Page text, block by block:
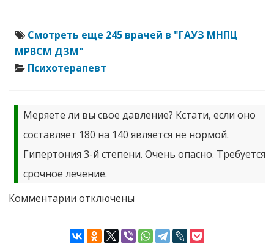
Смотреть еще 245 врачей в "ГАУЗ МНПЦ
МРВСМ ДЗМ"
Психотерапевт
Меряете ли вы свое давление? Кстати, если оно
составляет 180 на 140 является не нормой.
Гипертония 3-й степени. Очень опасно. Требуется
срочное лечение.
Комментарии к
Елена
Николаевна
отключены